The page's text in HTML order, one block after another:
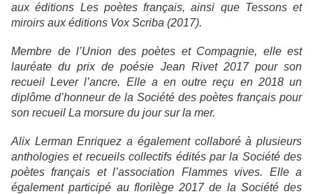
aux éditions Les poètes français, ainsi que Tessons et
miroirs aux éditions Vox Scriba (2017).
Membre de l’Union des poètes et Compagnie, elle est
lauréate du prix de poésie Jean Rivet 2017 pour son
recueilLever l’ancre. Elle a en outre reçu en 2018 un
diplôme d’honneur de la Société des poètes français pour
son recueil La morsure du jour sur la mer.
Alix Lerman Enriquez a également collaboré à plusieurs
anthologies et recueils collectifs édités par la Société des
poètes français et l’association Flammes vives. Elle a
également participé au florilège 2017 de la Société des